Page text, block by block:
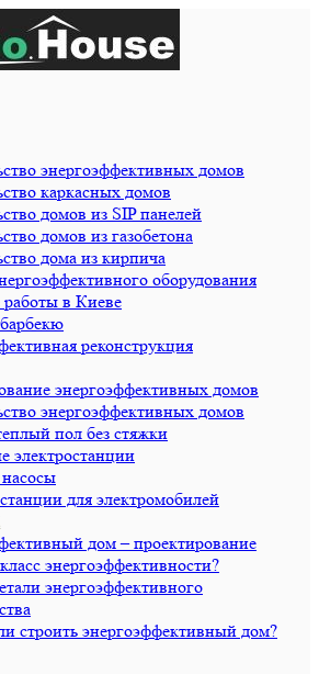
энергоэффективных домов
каркасных домов
домов из SIP панелей
домов из газобетона
дома из кирпича
оборудования
в Киеве
реконструкция
энергоэффективных домов
энергоэффективных домов
пол без стяжки
электростанции
для электромобилей
дом – проектирование
энергоэффективности?
энергоэффективного
строить энергоэффективный дом?